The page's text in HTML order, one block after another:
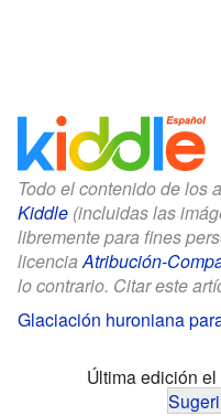
Todo el contenido de los
Kiddle (incluidas las
libremente para fines
licencia Atribución-
lo contrario. Citar este
Glaciación huroniana
Última edición